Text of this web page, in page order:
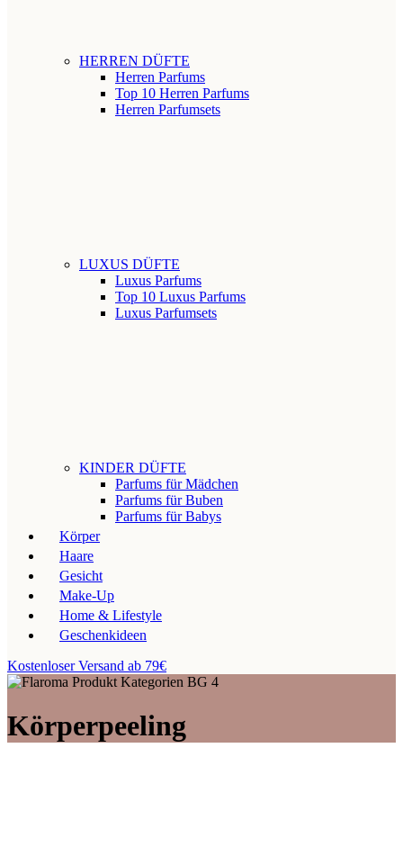
HERREN DÜFTE
Herren Parfums
Top 10 Herren Parfums
Herren Parfumsets
LUXUS DÜFTE
Luxus Parfums
Top 10 Luxus Parfums
Luxus Parfumsets
KINDER DÜFTE
Parfums für Mädchen
Parfums für Buben
Parfums für Babys
Körper
Haare
Gesicht
Make-Up
Home & Lifestyle
Geschenkideen
Kostenloser Versand ab 79€
Körperpeeling